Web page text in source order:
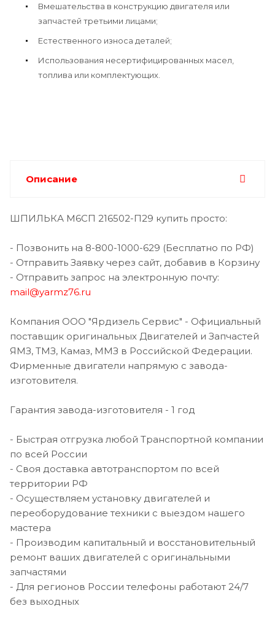
Вмешательства в конструкцию двигателя или
запчастей третьими лицами;
Естественного износа деталей;
Использования несертифицированных масел,
топлива или комплектующих.
Описание
ШПИЛЬКА М6СП 216502-П29 купить просто:
- Позвонить на 8-800-1000-629 (Бесплатно по РФ)
- Отправить Заявку через сайт, добавив в Корзину
- Отправить запрос на электронную почту:
mail@yarmz76.ru
Компания ООО "Ярдизель Сервис" - Официальный
поставщик оригинальных Двигателей и Запчастей
ЯМЗ, ТМЗ, Камаз, ММЗ в Российской Федерации.
Фирменные двигатели напрямую с завода-
изготовителя.
Гарантия завода-изготовителя - 1 год
- Быстрая отгрузка любой Транспортной компании
по всей России
- Своя доставка автотранспортом по всей
территории РФ
- Осуществляем установку двигателей и
переоборудование техники с выездом нашего
мастера
- Производим капитальный и восстановительный
ремонт ваших двигателей с оригинальными
запчастями
- Для регионов России телефоны работают 24/7
без выходных